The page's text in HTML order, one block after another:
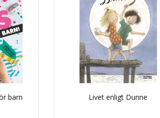
barn Livet enligt Dunne